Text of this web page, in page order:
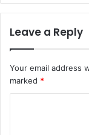
Leave a Reply
Your email address
marked *